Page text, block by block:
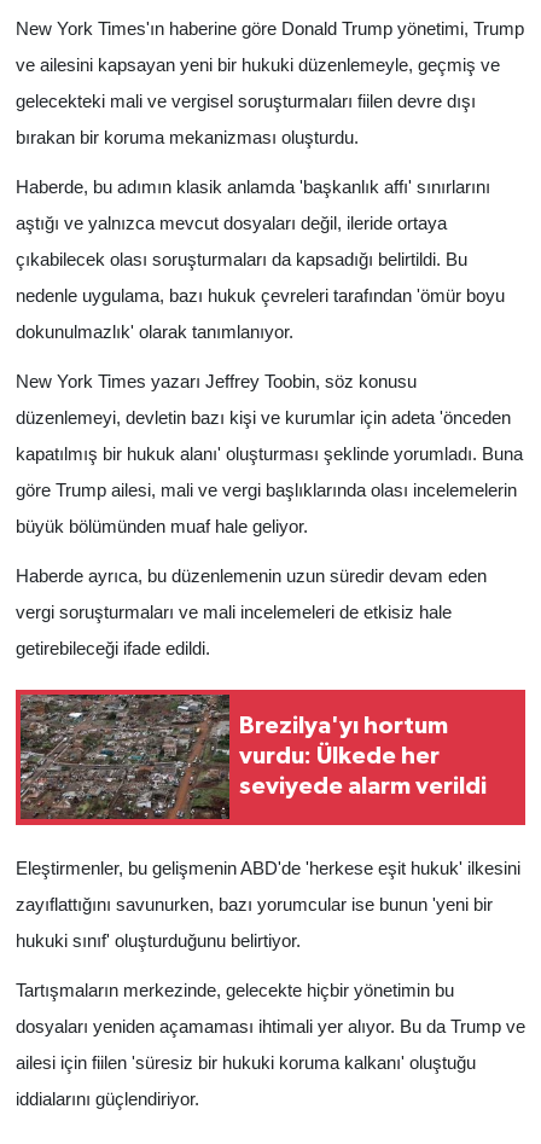
New York Times'ın haberine göre Donald Trump yönetimi, Trump
ve ailesini kapsayan yeni bir hukuki düzenlemeyle, geçmiş ve
gelecekteki mali ve vergisel soruşturmaları fiilen devre dışı
bırakan bir koruma mekanizması oluşturdu.
Haberde, bu adımın klasik anlamda 'başkanlık affı' sınırlarını
aştığı ve yalnızca mevcut dosyaları değil, ileride ortaya
çıkabilecek olası soruşturmaları da kapsadığı belirtildi. Bu
nedenle uygulama, bazı hukuk çevreleri tarafından 'ömür boyu
dokunulmazlık' olarak tanımlanıyor.
New York Times yazarı Jeffrey Toobin, söz konusu
düzenlemeyi, devletin bazı kişi ve kurumlar için adeta 'önceden
kapatılmış bir hukuk alanı' oluşturması şeklinde yorumladı. Buna
göre Trump ailesi, mali ve vergi başlıklarında olası incelemelerin
büyük bölümünden muaf hale geliyor.
Haberde ayrıca, bu düzenlemenin uzun süredir devam eden
vergi soruşturmaları ve mali incelemeleri de etkisiz hale
getirebileceği ifade edildi.
Brezilya'yı hortum
vurdu: Ülkede her
seviyede alarm verildi
Eleştirmenler, bu gelişmenin ABD'de 'herkese eşit hukuk' ilkesini
zayıflattığını savunurken, bazı yorumcular ise bunun 'yeni bir
hukuki sınıf' oluşturduğunu belirtiyor.
Tartışmaların merkezinde, gelecekte hiçbir yönetimin bu
dosyaları yeniden açamaması ihtimali yer alıyor. Bu da Trump ve
ailesi için fiilen 'süresiz bir hukuki koruma kalkanı' oluştuğu
iddialarını güçlendiriyor.